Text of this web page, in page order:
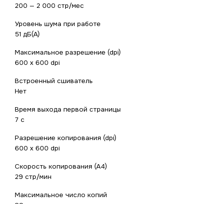
200 — 2 000 стр/мес
Уровень шума при работе
51 дБ(А)
Максимальное разрешение (dpi)
600 x 600 dpi
Встроенный сшиватель
Нет
Время выхода первой страницы
7 с
Разрешение копирования (dpi)
600 x 600 dpi
Скорость копирования (A4)
29 стр/мин
Максимальное число копий